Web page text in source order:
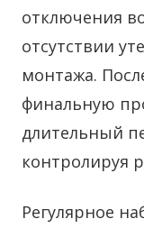
отключения
отсутствии
монтажа.
финальную
длительный
контролируя
Регулярное